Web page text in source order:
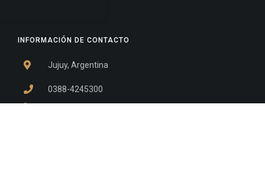
INFORMACIÓN DE CONTACTO
Jujuy, Argentina
0388-4245300